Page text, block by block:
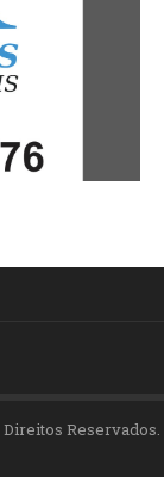
Reservados.